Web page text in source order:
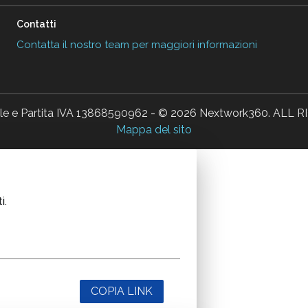
Contatti
Contatta il nostro team per maggiori informazioni
e Partita IVA 13868590962 - © 2026 Nextwork360. ALL
Mappa del sito
COPIA LINK